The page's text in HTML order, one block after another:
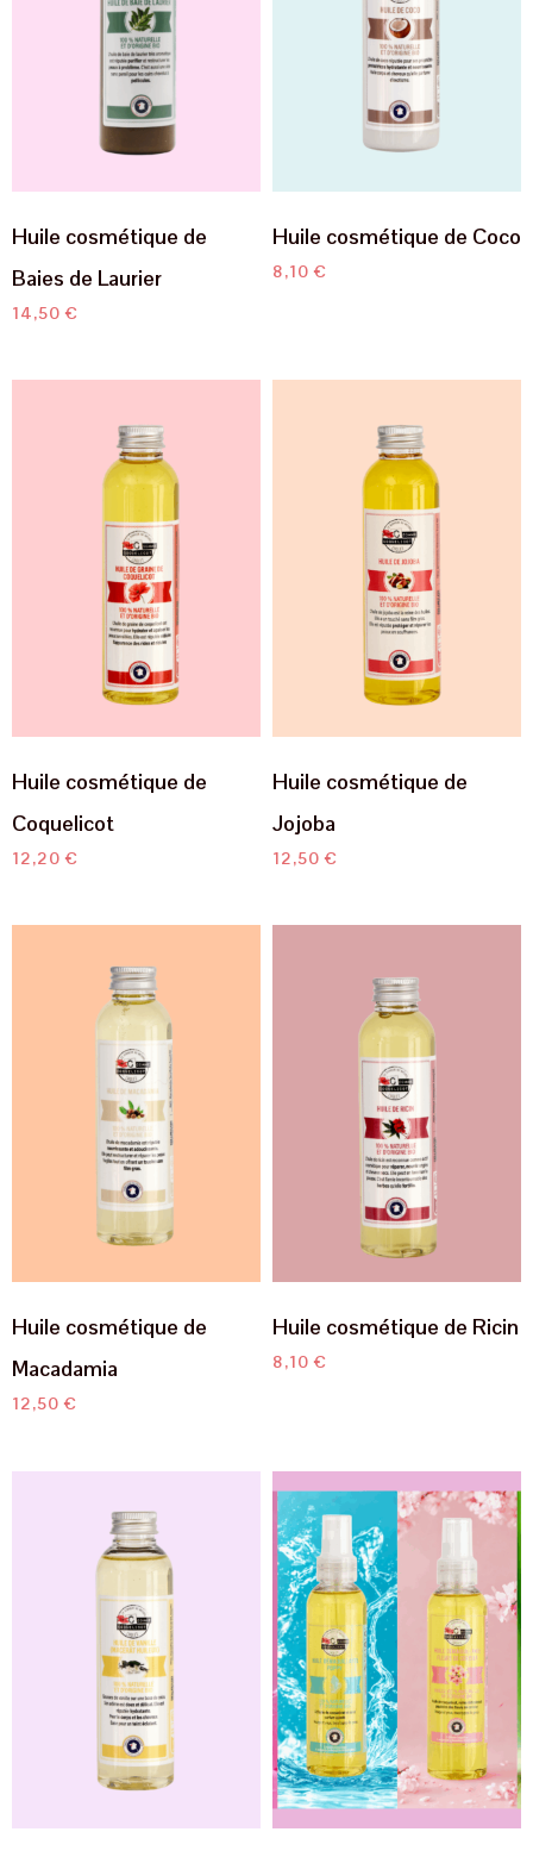
Huile cosmétique de
Baies de Laurier
14,50€
Huile cosmétique de Coco
8,10€
Huile cosmétique de
Coquelicot
12,20€
Huile cosmétique de
Jojoba
12,50€
Huile cosmétique de
Macadamia
12,50€
Huile cosmétique de Ricin
8,10€